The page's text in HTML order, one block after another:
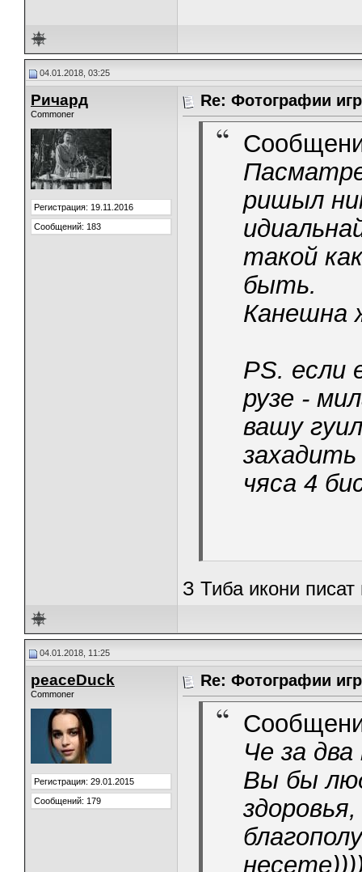
04.01.2018, 03:25
Ричард
Commoner
Регистрация: 19.11.2016
Сообщений: 183
Re: Фотографии
ришыл
такой
быть.
Канешна
PS. если
рузе -
вашу
чяса 4
З Тиба икони
04.01.2018, 11:25
peaceDuck
Commoner
Регистрация: 29.01.2015
Сообщений: 179
Re: Фотографии
Че за два
Вы бы